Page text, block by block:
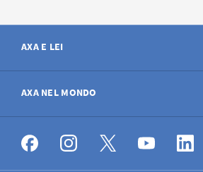
AXA E LEI
Contatto
Avviso sinistro
AXA NEL MONDO
AXA nel mondo